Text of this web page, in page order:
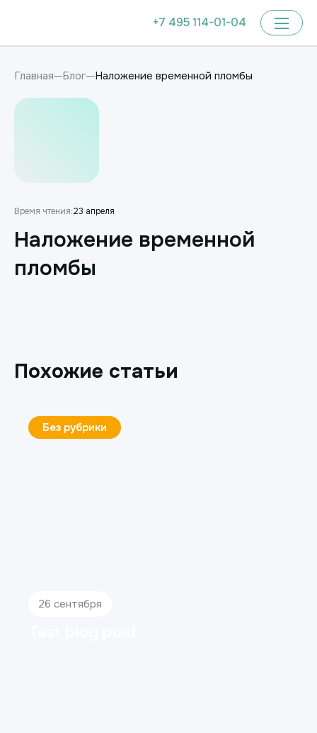
+7 495 114-01-04
Главная Блог Наложение временной пломбы
Время чтения:23 апреля
Наложение временной
пломбы
Похожие статьи
Без рубрики
26 сентября